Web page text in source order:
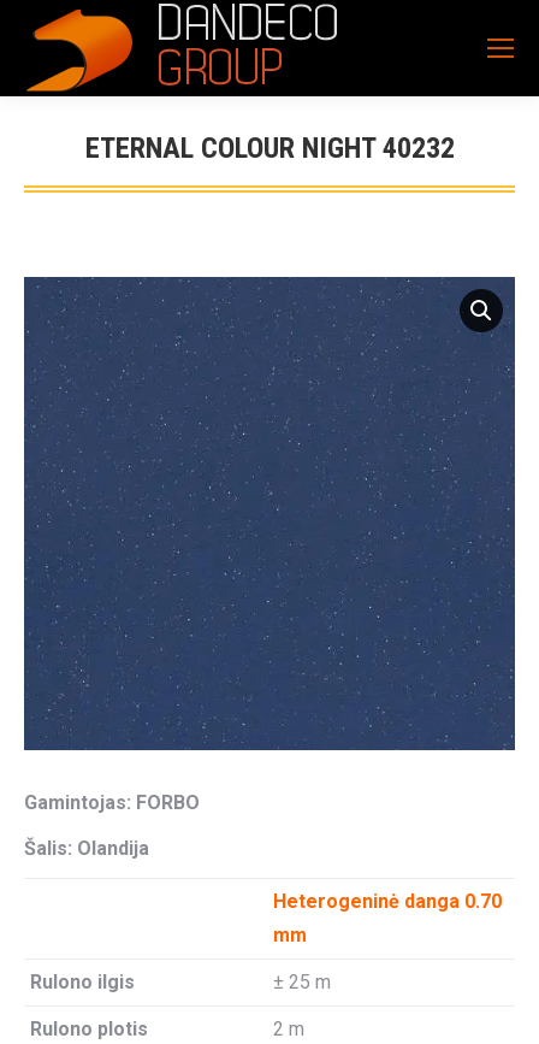
ETERNAL COLOUR NIGHT 40232
Gamintojas: FORBO
Šalis: Olandija
Heterogeninė danga 0.70
mm
Rulono ilgis ± 25 m
Rulono plotis 2 m